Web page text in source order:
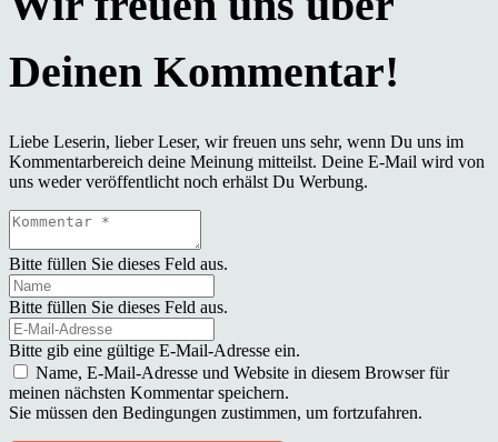
Liebe Leserin, lieber Leser, wir freuen uns sehr, wenn Du uns im
Kommentarbereich deine Meinung mitteilst. Deine E-Mail wird von
uns weder veröffentlicht noch erhälst Du Werbung.
Bitte füllen Sie dieses Feld aus.
Bitte füllen Sie dieses Feld aus.
Bitte gib eine gültige E-Mail-Adresse ein.
Name, E-Mail-Adresse und Website in diesem Browser für
meinen nächsten Kommentar speichern.
Sie müssen den Bedingungen zustimmen, um fortzufahren.